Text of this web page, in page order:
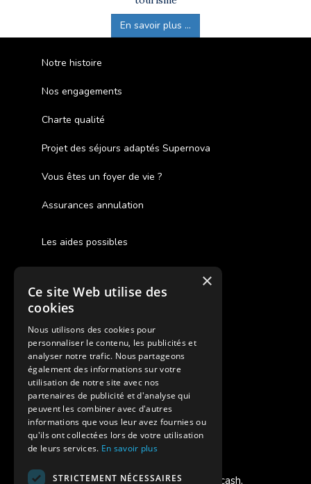
En savoir plus ...
Notre histoire
Nos engagements
Charte qualité
Projet des séjours adaptés Supernova
Vous êtes un foyer de vie ?
Assurances annulation
Les aides possibles
Cash Back
Pour les fratries
Facebook Supernova
Instagram Supernova
Colonie de vacances SUPERNOVA
Modes de règlement acceptés
Chèque, Virement, Espèces, Mandats cash,
×
Ce site Web utilise des
cookies
Nous utilisons des cookies pour
personnaliser le contenu, les publicités et
analyser notre trafic. Nous partageons
également des informations sur votre
utilisation de notre site avec nos
partenaires de publicité et d'analyse qui
peuvent les combiner avec d'autres
informations que vous leur avez fournies ou
qu'ils ont collectées lors de votre utilisation
de leurs services. En savoir plus
STRICTEMENT NÉCESSAIRES